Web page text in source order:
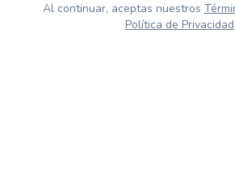
Al continuar, aceptas nuestros
Política de Privacidad